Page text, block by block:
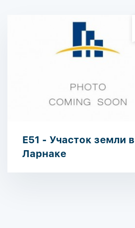
E51 - Участок земли в
Ларнаке